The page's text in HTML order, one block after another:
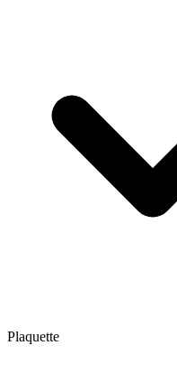
Plaquette